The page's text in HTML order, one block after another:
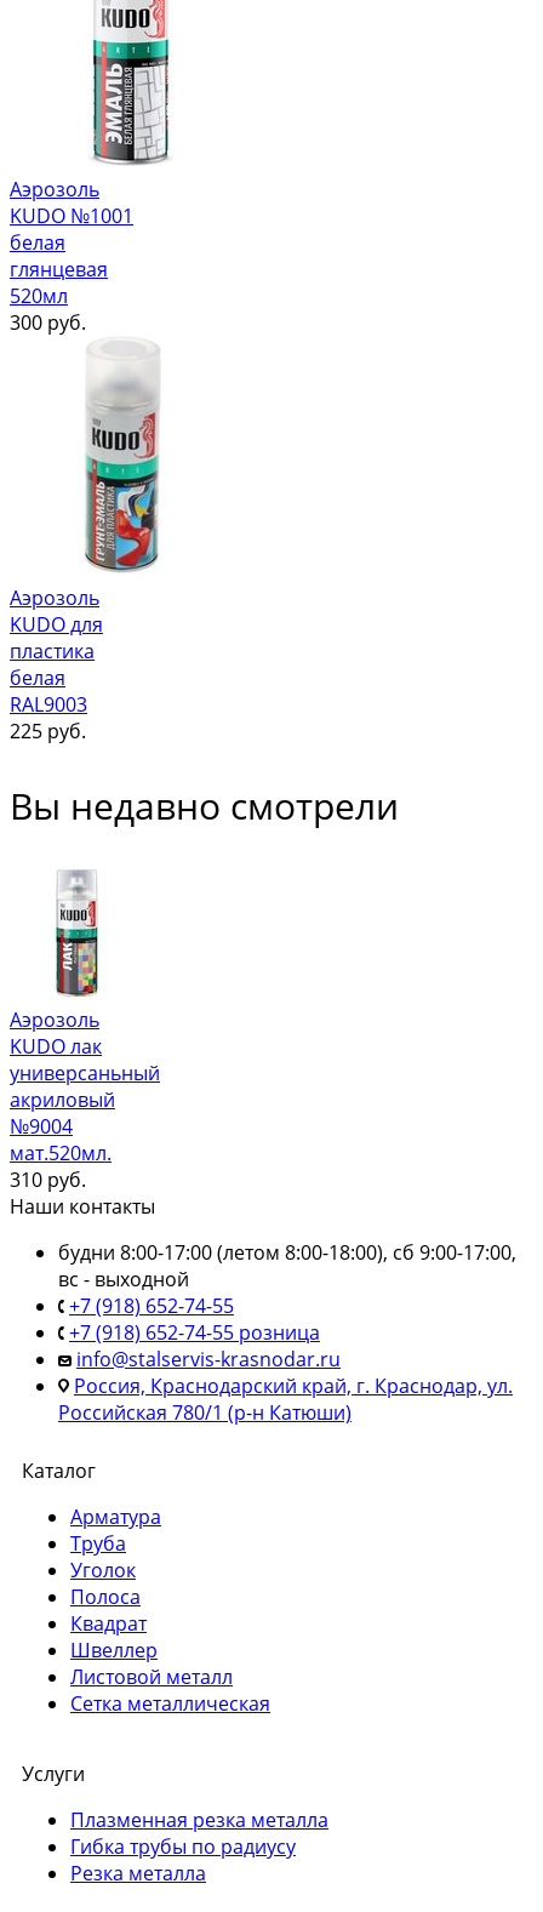
Аэрозоль
KUDO №1001
белая
глянцевая
520мл
300 руб.
Аэрозоль
KUDO для
пластика
белая
RAL9003
225 руб.
Вы недавно смотрели
Аэрозоль
KUDO лак
универсаньный
акриловый
№9004
мат.520мл.
310 руб.
Наши контакты
будни 8:00-17:00 (летом 8:00-18:00), сб 9:00-17:00,
вс - выходной
+7 (918) 652-74-55
+7 (918) 652-74-55 розница
info@stalservis-krasnodar.ru
Россия, Краснодарский край, г. Краснодар, ул.
Российская 780/1 (р-н Катюши)
Каталог
Арматура
Труба
Уголок
Полоса
Квадрат
Швеллер
Листовой металл
Сетка металлическая
Услуги
Плазменная резка металла
Гибка трубы по радиусу
Резка металла